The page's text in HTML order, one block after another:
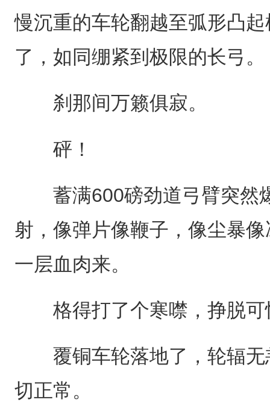
慢沉重的车轮翻越至弧形凸
了，如同绷紧到极限的长弓。
刹那间万籁俱寂。
砰！
蓄满600磅劲道弓臂突然
射，像弹片像鞭子，像尘暴
一层血肉来。
格得打了个寒噤，挣脱可
覆铜车轮落地了，轮辐无
切正常。